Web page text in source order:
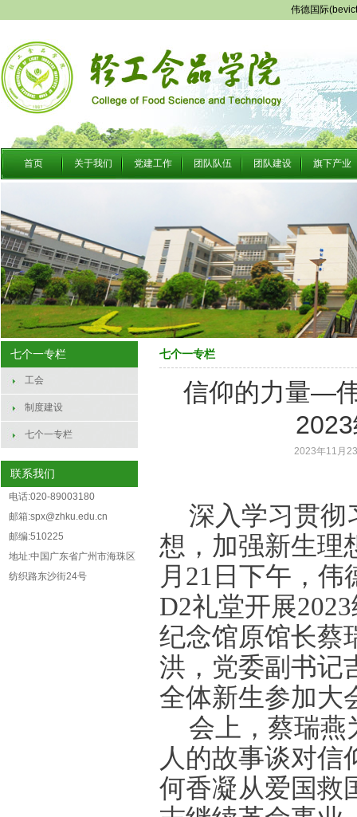
伟德国际
首页 关于我们 党建工作 团队队伍 团队建设 旗下产业
七个一专栏
工会
制度建设
七个一专栏
联系我们
电话:020-89003180
邮箱:spx@zhku.edu.cn
邮编:510225
地址:中国广东省广州市海珠区
纺织路东沙街24号
七个一专栏
信仰的力量—
2023年11月
深入学习贯彻
想，加强新生理
月21日下午，伟
D2礼堂开展
纪念馆原馆长蔡
洪，党委副书记
全体新生参加大
会上，蔡瑞燕
人的故事谈对信
何香凝从爱国救